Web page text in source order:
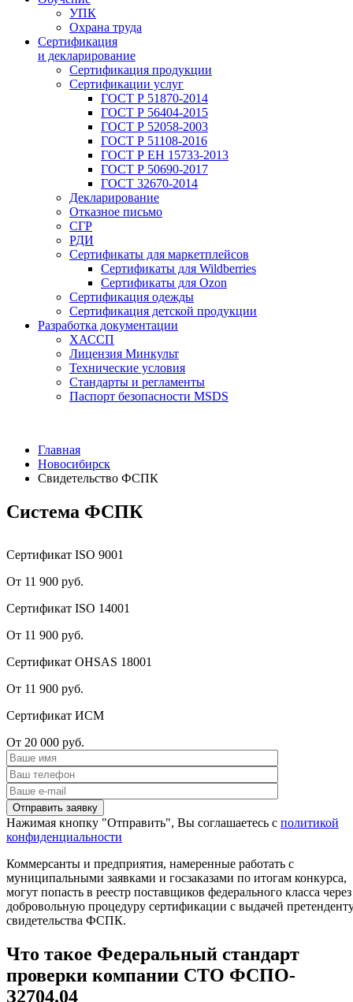
УПК
Охрана труда
Сертификация
и декларирование
Сертификация продукции
Сертификации услуг
ГОСТ Р 51870-2014
ГОСТ Р 56404-2015
ГОСТ Р 52058-2003
ГОСТ Р 51108-2016
ГОСТ Р ЕН 15733-2013
ГОСТ Р 50690-2017
ГОСТ 32670-2014
Декларирование
Отказное письмо
СГР
РДИ
Сертификаты для маркетплейсов
Сертификаты для Wildberries
Сертификаты для Ozon
Сертификация одежды
Сертификация детской продукции
Разработка документации
ХАССП
Лицензия Минкульт
Технические условия
Стандарты и регламенты
Паспорт безопасности MSDS
Главная
Новосибирск
Свидетельство ФСПК
Система ФСПК
Сертификат ISO 9001
От 11 900 руб.
Сертификат ISO 14001
От 11 900 руб.
Сертификат OHSAS 18001
От 11 900 руб.
Сертификат ИСМ
От 20 000 руб.
Нажимая кнопку "Отправить", Вы соглашаетесь с политикой
конфиденциальности
Коммерсанты и предприятия, намеренные работать с
муниципальными заявками и госзаказами по итогам конкурса,
могут попасть в реестр поставщиков федерального класса через
добровольную процедуру сертификации с выдачей
свидетельства ФСПК.
Что такое Федеральный стандарт
проверки компании СТО ФСПО-
З2704.04